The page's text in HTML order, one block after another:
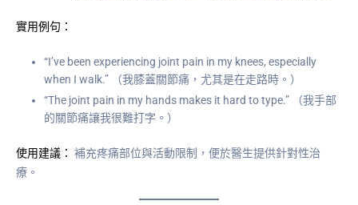
實用例句：
“I’ve been experiencing joint pain in my knees, especially
when I walk.” （我膝蓋關節痛，尤其是在走路時。）
“The joint pain in my hands makes it hard to type.” （我手部
的關節痛讓我很難打字。）
使用建議： 補充疼痛部位與活動限制，便於醫生提供針對性治
療。